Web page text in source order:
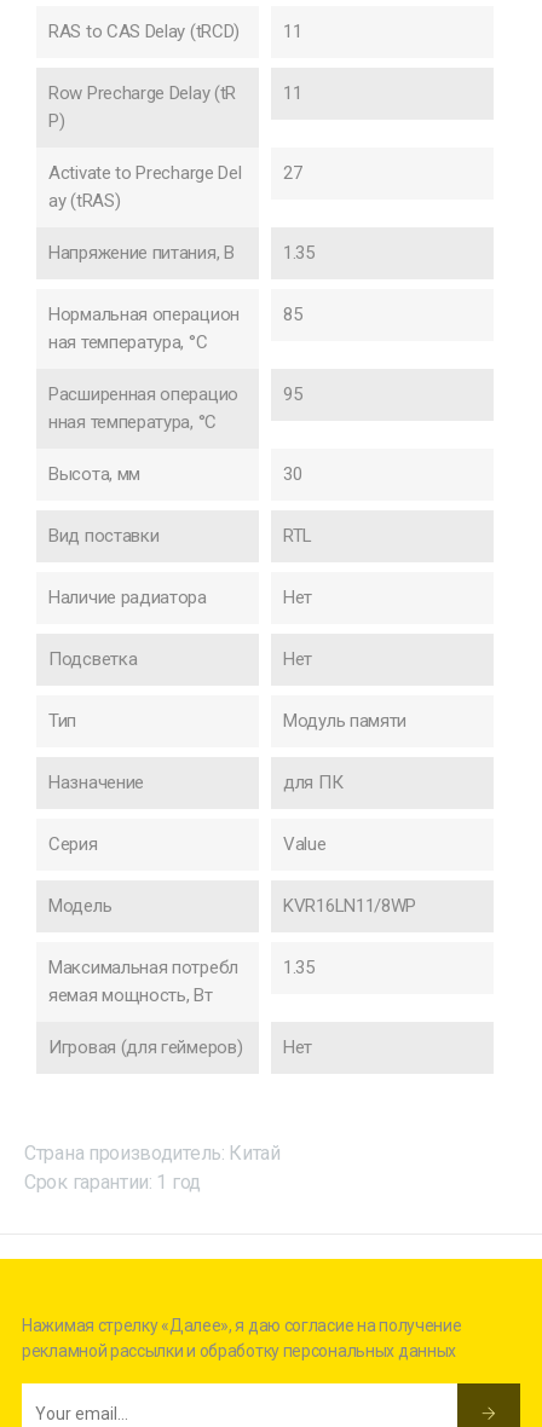
RAS to CAS Delay (tRCD) 11
Row Precharge Delay (tR
P)
11
Activate to Precharge Del
ay (tRAS)
27
Напряжение питания, В 1.35
Нормальная операцион
ная температура, °C
85
Расширенная операцио
нная температура, °C
95
Высота, мм 30
Вид поставки RTL
Наличие радиатора Нет
Подсветка Нет
Тип Модуль памяти
Назначение для ПК
Серия Value
Модель KVR16LN11/8WP
Максимальная потребл
яемая мощность, Вт
1.35
Игровая (для геймеров) Нет
Страна производитель: Китай
Срок гарантии: 1 год
Нажимая стрелку «Далее», я даю согласие на получение
рекламной рассылки и обработку персональных данных